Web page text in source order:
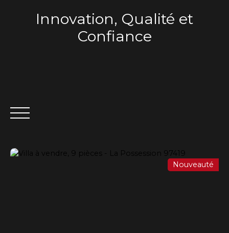
Innovation, Qualité et
Confiance
VENTE
Nouveauté